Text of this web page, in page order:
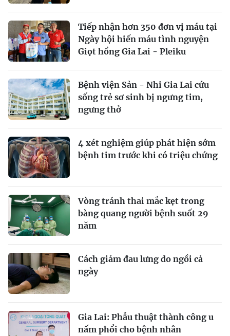
Tiếp nhận hơn 350 đơn vị máu tại
Ngày hội hiến máu tình nguyện
Giọt hồng Gia Lai - Pleiku
Bệnh viện Sản - Nhi Gia Lai cứu
sống trẻ sơ sinh bị ngưng tim,
ngưng thở
4 xét nghiệm giúp phát hiện sớm
bệnh tim trước khi có triệu chứng
Vòng tránh thai mắc kẹt trong
bàng quang người bệnh suốt 29
năm
Cách giảm đau lưng do ngồi cả
ngày
Gia Lai: Phẫu thuật thành công u
nấm phổi cho bệnh nhân